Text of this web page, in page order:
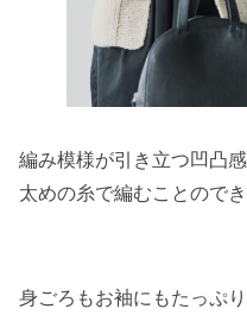
編み模様が引き立つ凹凸
太めの糸で編むことので
身ごろもお袖にもたっぷ